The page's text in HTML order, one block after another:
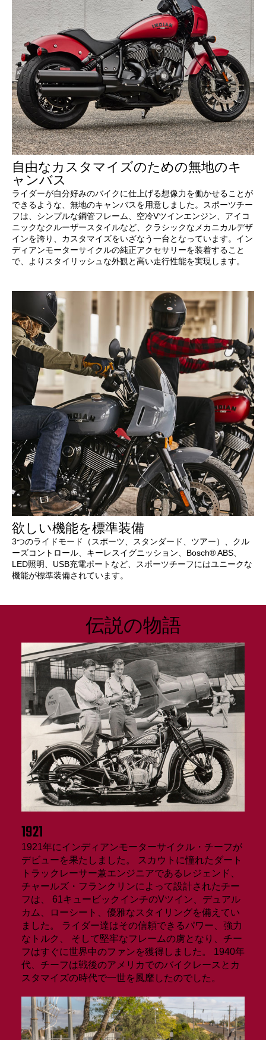
自由なカスタマイズのための無地のキ
ャンバス
ライダーが自分好みのバイクに仕上げる想像力を働かせることが
できるような、無地のキャンバスを用意しました。スポーツチー
フは、シンプルな鋼管フレーム、空冷Vツインエンジン、アイコ
ニックなクルーザースタイルなど、クラシックなメカニカルデザ
インを誇り、カスタマイズをいざなう一台となっています。イン
ディアンモーターサイクルの純正アクセサリーを装着すること
で、よりスタイリッシュな外観と高い走行性能を実現します。
欲しい機能を標準装備
3つのライドモード（スポーツ、スタンダード、ツアー）、クル
ーズコントロール、キーレスイグニッション、Bosch® ABS、
LED照明、USB充電ポートなど、スポーツチーフにはユニークな
機能が標準装備されています。
伝説の物語
1921
1921年にインディアンモーターサイクル・チーフが
デビューを果たしました。 スカウトに憧れたダート
トラックレーサー兼エンジニアであるレジェンド、
チャールズ・フランクリンによって設計されたチー
フは、 61キュービックインチのVツイン、デュアル
カム、ローシート、優雅なスタイリングを備えてい
ました。 ライダー達はその信頼できるパワー、強力
なトルク、 そして堅牢なフレームの虜となり、チー
フはすぐに世界中のファンを獲得しました。 1940年
代、チーフは戦後のアメリカでのバイクレースとカ
スタマイズの時代で一世を風靡したのでした。